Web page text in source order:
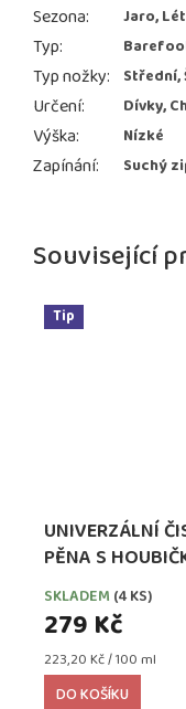
Související
Tip
UNIVERZÁLNÍ
PĚNA S
PEDAG COMBI SET
SKLADEM (4 KS)
279 Kč
Měrná
cena:
223,20 Kč / 100 ml
DO KOŠÍKU
Sezona: Jaro,
Typ:
Typ nožky: Střední,
Určení: Dívky,
Výška: Nízké
Zapínání: Suchý